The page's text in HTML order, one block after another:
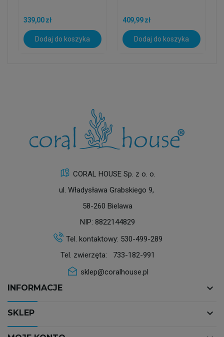
339,00 zł
Dodaj do koszyka
409,99 zł
Dodaj do koszyka
CORAL HOUSE Sp. z o. o.
ul. Władysława Grabskiego 9,
58-260 Bielawa
NIP: 8822144829
Tel. kontaktowy: 530-499-289
Tel. zwierzęta: 733-182-991
sklep@coralhouse.pl
INFORMACJE keyboard_arrow_down
SKLEP keyboard_arrow_down